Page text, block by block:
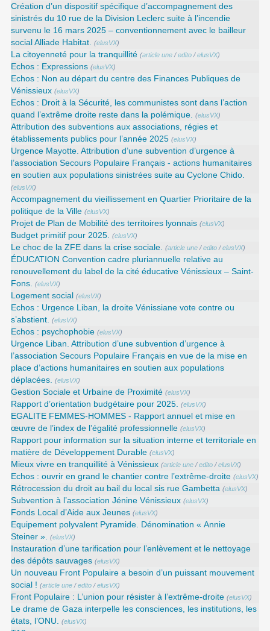
Création d’un dispositif spécifique d’accompagnement des
sinistrés du 10 rue de la Division Leclerc suite à l’incendie
survenu le 16 mars 2025 – conventionnement avec le bailleur
social Alliade Habitat. (elusVX)
La citoyenneté pour la tranquillité (article une /edito /elusVX)
Echos : Expressions (elusVX)
Echos : Non au départ du centre des Finances Publiques de
Vénissieux (elusVX)
Echos : Droit à la Sécurité, les communistes sont dans l’action
quand l’extrême droite reste dans la polémique. (elusVX)
Attribution des subventions aux associations, régies et
établissements publics pour l’année 2025 (elusVX)
Urgence Mayotte. Attribution d’une subvention d’urgence à
l’association Secours Populaire Français - actions humanitaires
en soutien aux populations sinistrées suite au Cyclone Chido.
(elusVX)
Accompagnement du vieillissement en Quartier Prioritaire de la
politique de la Ville (elusVX)
Projet de Plan de Mobilité des territoires lyonnais (elusVX)
Budget primitif pour 2025. (elusVX)
Le choc de la ZFE dans la crise sociale. (article une /edito /elusVX)
ÉDUCATION Convention cadre pluriannuelle relative au
renouvellement du label de la cité éducative Vénissieux – Saint-
Fons. (elusVX)
Logement social (elusVX)
Echos : Urgence Liban, la droite Vénissiane vote contre ou
s’abstient. (elusVX)
Echos : psychophobie (elusVX)
Urgence Liban. Attribution d’une subvention d’urgence à
l’association Secours Populaire Français en vue de la mise en
place d’actions humanitaires en soutien aux populations
déplacées. (elusVX)
Gestion Sociale et Urbaine de Proximité (elusVX)
Rapport d’orientation budgétaire pour 2025. (elusVX)
EGALITE FEMMES-HOMMES - Rapport annuel et mise en
œuvre de l’index de l’égalité professionnelle (elusVX)
Rapport pour information sur la situation interne et territoriale en
matière de Développement Durable (elusVX)
Mieux vivre en tranquillité à Vénissieux (article une /edito /elusVX)
Echos : ouvrir en grand le chantier contre l’extrême-droite (elusVX)
Rétrocession du droit au bail du local sis rue Gambetta (elusVX)
Subvention à l’association Jénine Vénissieux (elusVX)
Fonds Local d’Aide aux Jeunes (elusVX)
Equipement polyvalent Pyramide. Dénomination « Annie
Steiner ». (elusVX)
Instauration d’une tarification pour l’enlèvement et le nettoyage
des dépôts sauvages (elusVX)
Un nouveau Front Populaire a besoin d’un puissant mouvement
social ! (article une /edito /elusVX)
Front Populaire : L’union pour résister à l’extrême-droite (elusVX)
Le drame de Gaza interpelle les consciences, les institutions, les
états, l’ONU. (elusVX)